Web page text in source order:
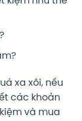
xa xôi, nếu
các khoản
và mua